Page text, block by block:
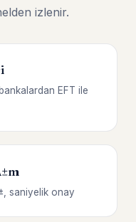
izlenir.
EFT ile
saniyelik onay